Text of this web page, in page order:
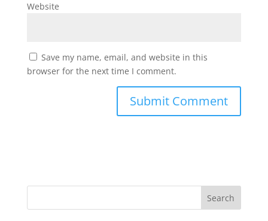
Website
Save my name, email, and website in this
browser for the next time I comment.